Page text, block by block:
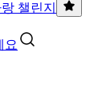
챌린지
요